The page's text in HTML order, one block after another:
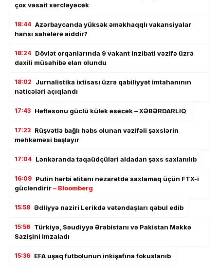
çox vəsait xərcləyəcək
18:44 Azərbaycanda yüksək əməkhaqqlı vakansiyalar
hansı sahələrə aiddir?
18:24 Dövlət orqanlarında 9 vakant inzibati vəzifə üzrə
daxili müsahibə elan olundu
18:02
Jurnalistika ixtisası üzrə qabiliyyət imtahanının
nəticələri açıqlandı
17:43 Həftəsonu güclü külək əsəcək – XƏBƏRDARLIQ
17:23 Rüşvətlə bağlı həbs olunan vəzifəli şəxslərin
məhkəməsi başlayır
17:04 Lənkəranda təqaüdçüləri aldadan şəxs saxlanılıb
16:09 Putin hərbi elitanı nəzarətdə saxlamaq üçün FTX-i
gücləndirir– Bloomberg
15:58 Ədliyyə naziri Lerikdə vətəndaşları qəbul edib
15:56 Türkiyə, Səudiyyə Ərəbistanı və Pakistan Məkkə
Sazişini imzaladı
15:36 EFA uşaq futbolunun inkişafına fokuslanıb